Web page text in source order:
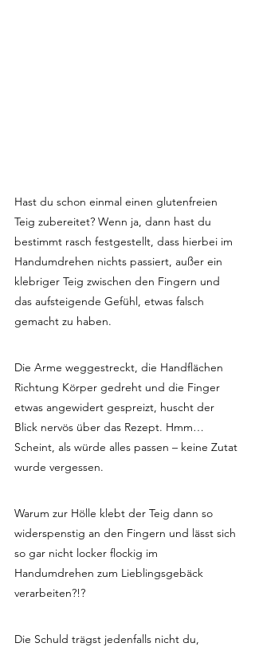
Hast du schon einmal einen glutenfreien
Teig zubereitet? Wenn ja, dann hast du
bestimmt rasch festgestellt, dass hierbei im
Handumdrehen nichts passiert, außer ein
klebriger Teig zwischen den Fingern und
das aufsteigende Gefühl, etwas falsch
gemacht zu haben.
Die Arme weggestreckt, die Handflächen
Richtung Körper gedreht und die Finger
etwas angewidert gespreizt, huscht der
Blick nervös über das Rezept. Hmm…
Scheint, als würde alles passen – keine Zutat
wurde vergessen.
Warum zur Hölle klebt der Teig dann so
widerspenstig an den Fingern und lässt sich
so gar nicht locker flockig im
Handumdrehen zum Lieblingsgebäck
verarbeiten?!?
Die Schuld trägst jedenfalls nicht du,